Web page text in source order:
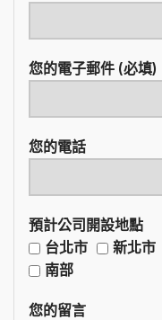
您的電子郵件 (必填)
您的電話
預計公司開設地點
台北市
新北市
南部
您的留言